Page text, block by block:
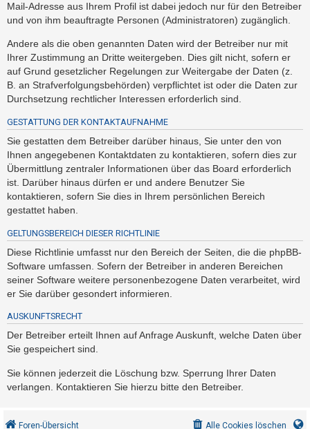
F
A
Q
Mail-Adresse aus Ihrem Profil ist dabei jedoch nur für den Betreiber
und von ihm beauftragte Personen (Administratoren) zugänglich.
Andere als die oben genannten Daten wird der Betreiber nur mit
Ihrer Zustimmung an Dritte weitergeben. Dies gilt nicht, sofern er
auf Grund gesetzlicher Regelungen zur Weitergabe der Daten (z.
B. an Strafverfolgungsbehörden) verpflichtet ist oder die Daten zur
Durchsetzung rechtlicher Interessen erforderlich sind.
GESTATTUNG DER KONTAKTAUFNAHME
Sie gestatten dem Betreiber darüber hinaus, Sie unter den von
Ihnen angegebenen Kontaktdaten zu kontaktieren, sofern dies zur
Übermittlung zentraler Informationen über das Board erforderlich
ist. Darüber hinaus dürfen er und andere Benutzer Sie
kontaktieren, sofern Sie dies in Ihrem persönlichen Bereich
gestattet haben.
GELTUNGSBEREICH DIESER RICHTLINIE
Diese Richtlinie umfasst nur den Bereich der Seiten, die die phpBB-
Software umfassen. Sofern der Betreiber in anderen Bereichen
seiner Software weitere personenbezogene Daten verarbeitet, wird
er Sie darüber gesondert informieren.
AUSKUNFTSRECHT
Der Betreiber erteilt Ihnen auf Anfrage Auskunft, welche Daten über
Sie gespeichert sind.
Sie können jederzeit die Löschung bzw. Sperrung Ihrer Daten
verlangen. Kontaktieren Sie hierzu bitte den Betreiber.
Foren-Übersicht Alle Cookies löschen